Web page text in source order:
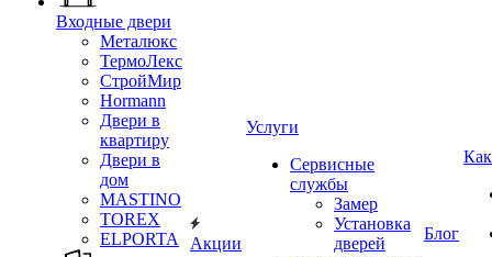
Входные двери
Металюкс
ТермоЛекс
СтройМир
Hormann
Двери в
квартиру
Двери в
дом
MASTINO
TOREX
ELPORTA
Акции
Услуги
Сервисные
службы
Замер
Установка
дверей
Блог